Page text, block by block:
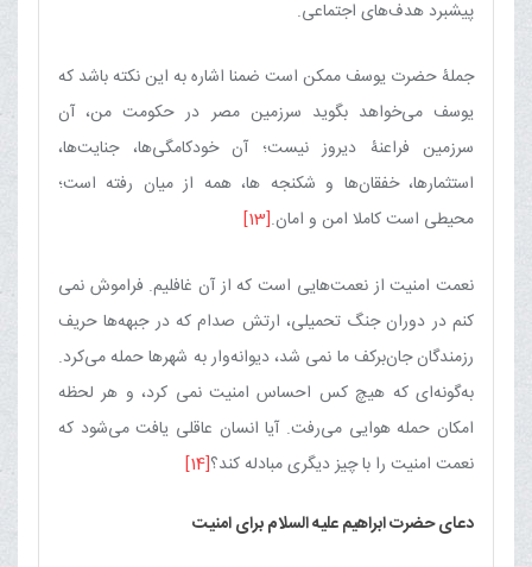
پیشبرد هدف‌های اجتماعی.
جملۀ حضرت یوسف ممکن است ضمنا اشاره به این نکته باشد که
یوسف می‌خواهد بگوید سرزمین مصر در حکومت من، آن
سرزمین فراعنۀ دیروز نیست؛ آن خودکامگی‌ها، جنایت‌ها،
استثمارها، خفقان‌ها و شکنجه ها، همه از میان رفته است؛
محیطی است کاملا امن و امان.[13]
نعمت امنیت‏ از نعمت‌هایی است که از آن غافلیم. فراموش نمی
کنم در دوران جنگ تحمیلی، ارتش صدام که در جبهه‌ها حریف
رزمندگان جان‌برکف ما نمی شد، دیوانه‌وار به شهرها حمله می‌کرد.
به‌گونه‌ای که هیچ کس احساس امنیت نمی کرد، و هر لحظه
امکان حمله هوایی می‌رفت. آیا انسان عاقلی یافت می‌شود که
نعمت امنیت را با چیز دیگری مبادله کند؟[14]
دعای حضرت ابراهیم علیه السلام برای امنیت